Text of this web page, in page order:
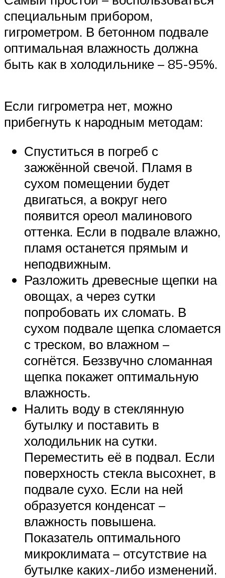
специальным прибором,
гигрометром. В бетонном подвале
оптимальная влажность должна
быть как в холодильнике – 85-95%.
Если гигрометра нет, можно
прибегнуть к народным методам:
Спуститься в погреб с
зажжённой свечой. Пламя в
сухом помещении будет
двигаться, а вокруг него
появится ореол малинового
оттенка. Если в подвале влажно,
пламя останется прямым и
неподвижным.
Разложить древесные щепки на
овощах, а через сутки
попробовать их сломать. В
сухом подвале щепка сломается
с треском, во влажном –
согнётся. Беззвучно сломанная
щепка покажет оптимальную
влажность.
Налить воду в стеклянную
бутылку и поставить в
холодильник на сутки.
Переместить её в подвал. Если
поверхность стекла высохнет, в
подвале сухо. Если на ней
образуется конденсат –
влажность повышена.
Показатель оптимального
микроклимата – отсутствие на
бутылке каких-либо изменений.